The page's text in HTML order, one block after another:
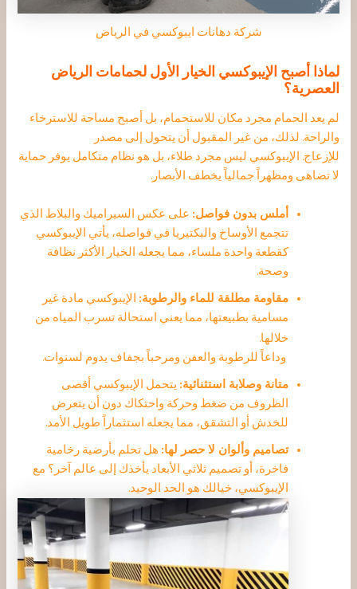
شركة دهانات ايبوكسي في الرياض
لماذا أصبح الإيبوكسي الخيار الأول لحمامات الرياض
العصرية؟
لم يعد الحمام مجرد مكان للاستحمام، بل أصبح مساحة للاسترخاء
والراحة. لذلك، من غير المقبول أن يتحول إلى مصدر
للإزعاج. الإيبوكسي ليس مجرد طلاء، بل هو نظام متكامل يوفر حماية
لا تضاهى ومظهراً جمالياً يخطف الأبصار.
أملس بدون فواصل: على عكس السيراميك والبلاط الذي
تتجمع الأوساخ والبكتيريا في فواصله، يأتي الإيبوكسي
كقطعة واحدة ملساء، مما يجعله الخيار الأكثر نظافة
وصحة.
مقاومة مطلقة للماء والرطوبة: الإيبوكسي مادة غير
مسامية بطبيعتها، مما يعني استحالة تسرب المياه من
خلالها.
وداعاً للرطوبة والعفن ومرحباً بجفاف يدوم لسنوات.
متانة وصلابة استثنائية: يتحمل الإيبوكسي أقصى
الظروف من ضغط وحركة واحتكاك دون أن يتعرض
للخدش أو التشقق، مما يجعله استثماراً طويل الأمد.
تصاميم وألوان لا حصر لها: هل تحلم بأرضية رخامية
فاخرة، أو تصميم ثلاثي الأبعاد يأخذك إلى عالم آخر؟ مع
الإيبوكسي، خيالك هو الحد الوحيد.